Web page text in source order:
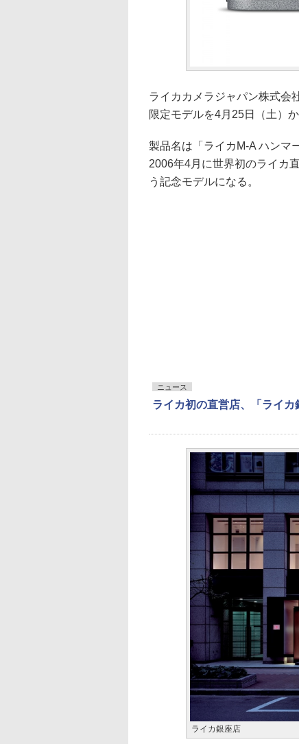
ライカカメラジャパン株式会
限定モデルを4月25日（土）
製品名は「ライカM-A ハンマ
2006年4月に世界初のライカ
う記念モデルになる。
ニュース
ライカ初の直営店、「ライ
ライカ銀座店